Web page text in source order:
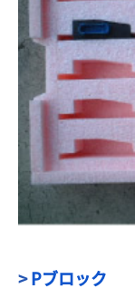
プライバシー
>Pブロック